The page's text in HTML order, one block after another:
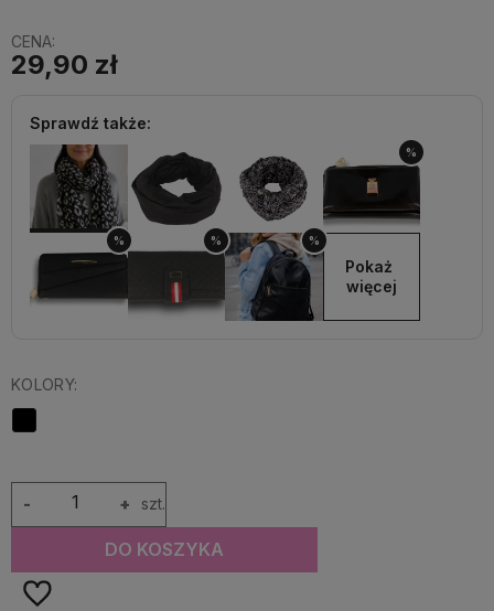
CENA:
29,90 zł
Sprawdź także:
%
% % %
Pokaż
więcej
KOLORY:
+
- szt.
DO KOSZYKA